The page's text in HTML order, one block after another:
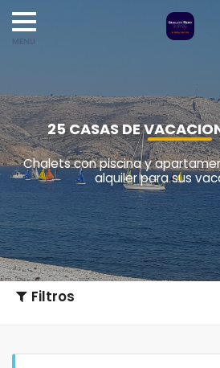
25 CASAS DE
Chalets con piscina y
alquiler para sus
Filtros